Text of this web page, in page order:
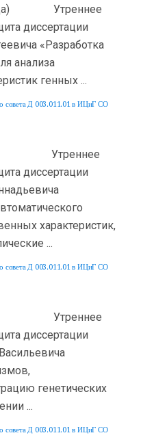
Утреннее
диссертации
«Разработка
анализа
генных ...
совета Д 003.011.01 в ИЦиГ СО
Утреннее
диссертации
характеристик,
...
совета Д 003.011.01 в ИЦиГ СО
Утреннее
диссертации
генетических
...
совета Д 003.011.01 в ИЦиГ СО